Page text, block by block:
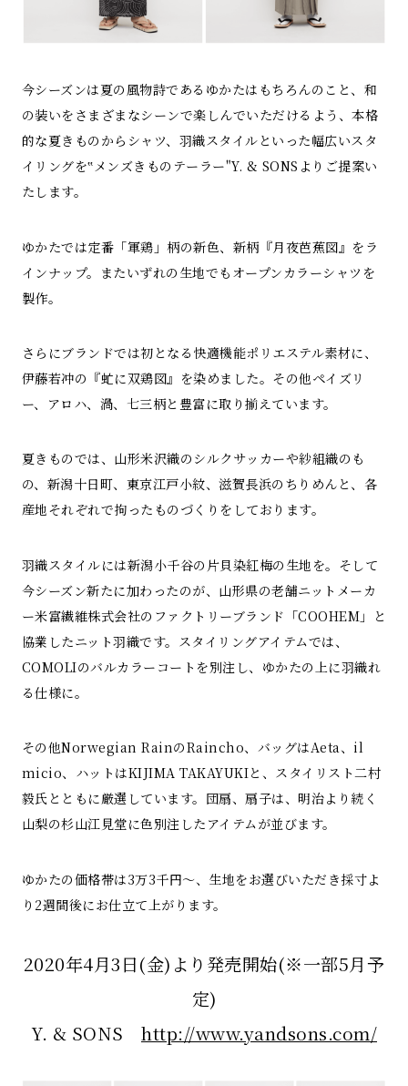
今シーズンは夏の風物詩であるゆかたはもちろんのこと、和
の装いをさまざまなシーンで楽しんでいただけるよう、本格
的な夏きものからシャツ、羽織スタイルといった幅広いスタ
イリングを‟メンズきものテーラー"Y. & SONSよりご提案い
たします。
ゆかたでは定番「軍鶏」柄の新色、新柄『月夜芭蕉図』をラ
インナップ。またいずれの生地でもオープンカラーシャツを
製作。
さらにブランドでは初となる快適機能ポリエステル素材に、
伊藤若冲の『虻に双鶏図』を染めました。その他ペイズリ
ー、アロハ、渦、七三柄と豊富に取り揃えています。
夏きものでは、山形米沢織のシルクサッカーや紗組織のも
の、新潟十日町、東京江戸小紋、滋賀長浜のちりめんと、各
産地それぞれで拘ったものづくりをしております。
羽織スタイルには新潟小千谷の片貝染紅梅の生地を。そして
今シーズン新たに加わったのが、山形県の老舗ニットメーカ
ー米富繊維株式会社のファクトリーブランド「COOHEM」と
協業したニット羽織です。スタイリングアイテムでは、
COMOLIのバルカラーコートを別注し、ゆかたの上に羽織れ
る仕様に。
その他Norwegian RainのRaincho、バッグはAeta、il
micio、ハットはKIJIMA TAKAYUKIと、スタイリスト二村
毅氏とともに厳選しています。団扇、扇子は、明治より続く
山梨の杉山江見堂に色別注したアイテムが並びます。
ゆかたの価格帯は3万3千円～、生地をお選びいただき採寸よ
り2週間後にお仕立て上がります。
2020年4月3日(金)より発売開始(※一部5月予
定)
Y. & SONS http://www.yandsons.com/